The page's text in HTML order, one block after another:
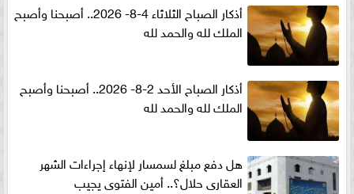
أذكار الصباح الثلاثاء 4-8- 2026.. أصبحنا وأصبح
الملك لله والحمد لله
أذكار الصباح الأحد 2-8- 2026.. أصبحنا وأصبح
الملك لله والحمد لله
هل دفع مبلغ لسمسار لإنهاء إجراءات الشهر
العقارى حلال؟.. أمين الفتوى يجيب